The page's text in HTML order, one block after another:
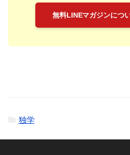
無料LINEマガジンにつ
独学